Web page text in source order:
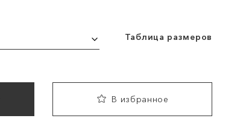
Таблица размеров
В избранное